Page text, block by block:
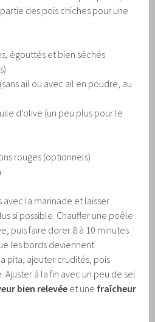
des pois chiches pour une
égouttés et bien séchés
ail ou avec ail en poudre, au
d’olive (un peu plus pour le
rouges (optionnels)
avec la marinade et laisser
si possible. Chauffer une poêle
puis faire dorer 8 à 10 minutes
les bords deviennent
pita, ajouter crudités, pois
à la fin avec un peu de sel
bien relevée et une fraîcheur